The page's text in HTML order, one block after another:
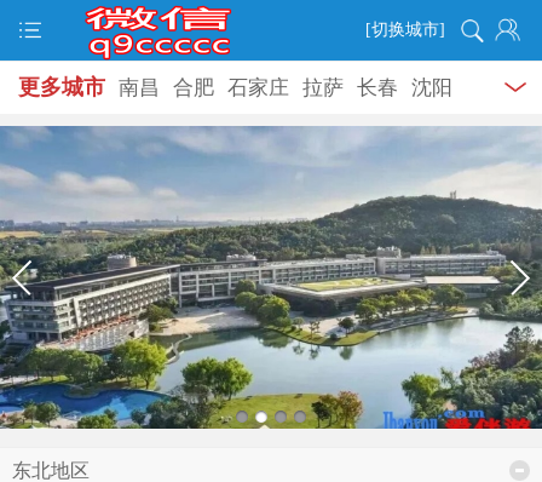
[切换城市]
更多城市 南昌 合肥 石家庄 拉萨 长春 沈阳
大连 哈尔滨 泉州 温州
东北地区